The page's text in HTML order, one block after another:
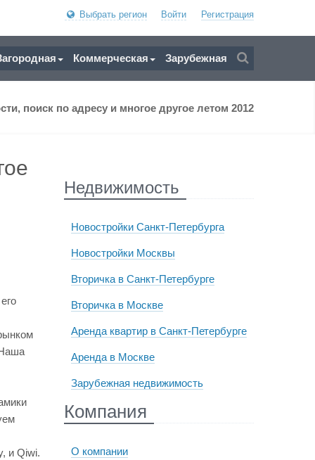
Выбрать регион Войти Регистрация
Коммерческая Зарубежная
поиск по адресу и многое другое летом 2012
и Qiwi.
Недвижимость
Новостройки Санкт-Петербурга
Новостройки Москвы
Вторичка в Санкт-Петербурге
Вторичка в Москве
Аренда квартир в Санкт-Петербурге
Аренда в Москве
Зарубежная недвижимость
Компания
О компании